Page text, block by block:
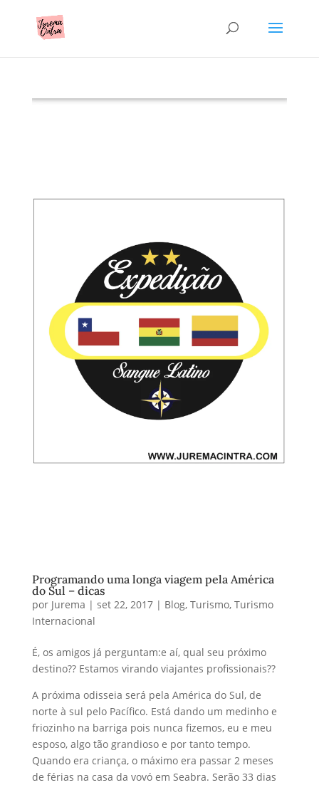
Programando uma longa viagem pela América
do Sul – dicas
por Jurema | set 22, 2017| Blog, Turismo, Turismo
Internacional
É, os amigos já perguntam:e aí, qual seu próximo
destino?? Estamos virando viajantes profissionais??
A próxima odisseia será pela América do Sul, de
norte à sul pelo Pacífico. Está dando um medinho e
friozinho na barriga pois nunca fizemos, eu e meu
esposo, algo tão grandioso e por tanto tempo.
Quando era criança, o máximo era passar 2 meses
de férias na casa da vovó em Seabra. Serão 33 dias